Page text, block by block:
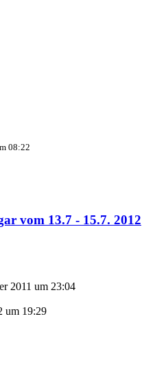
08:22
vom 13.7 - 15.7. 2012
2011 um 23:04
um 19:29